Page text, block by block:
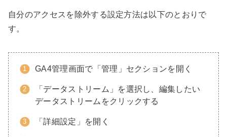
自分のアクセスを除外する設定方法は以下のとおりで
す。
GA4管理画面で「管理」セクションを開く
「データストリーム」を選択し、編集したい
データストリームをクリックする
「詳細設定」を開く